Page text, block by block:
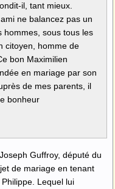
il, tant mieux.
ne balancez pas un
hommes, sous tous les
citoyen, homme de
bon Maximilien
en mariage par son
de mes parents, il
bonheur
Guffroy, député du
de mariage en tenant
Lequel lui